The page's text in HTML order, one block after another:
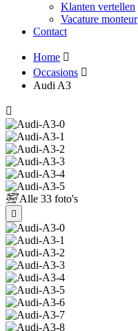
Klanten vertellen
Vacature monteur
Contact
Home
Occasions
Audi A3
Alle 33 foto's